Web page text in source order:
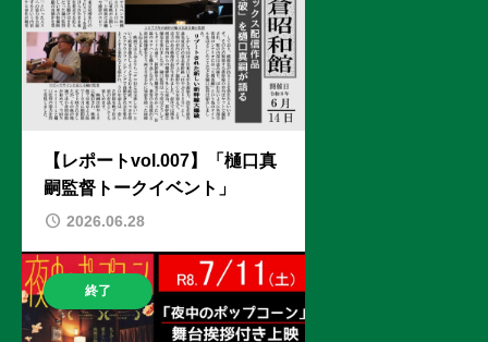
【レポートvol.007】「樋口真
嗣監督トークイベント」
2026.06.28
終了